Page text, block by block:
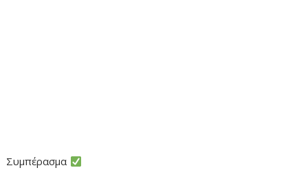
Συμπέρασμα